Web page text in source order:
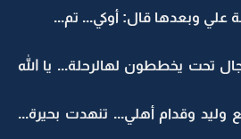
علي وبعدها قال: أوكي... تم...
تحت يخططون لهالرحلة... يا الله
وقدام أهلي... تنهدت بحيرة...